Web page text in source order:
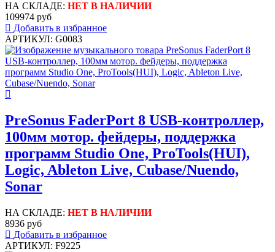
НА СКЛАДЕ: НЕТ В НАЛИЧИИ
109974 руб
Добавить в избранное
АРТИКУЛ: G0083
PreSonus FaderPort 8 USB-контроллер,
100мм мотор. фейдеры, поддержка
программ Studio One, ProTools(HUI),
Logic, Ableton Live, Cubase/Nuendo,
Sonar
НА СКЛАДЕ: НЕТ В НАЛИЧИИ
8936 руб
Добавить в избранное
АРТИКУЛ: F9225